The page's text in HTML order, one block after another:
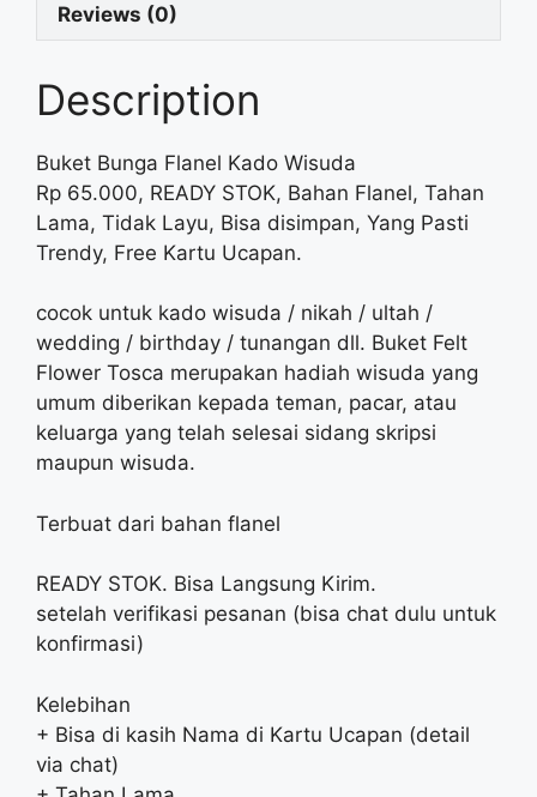
Reviews (0)
Description
Buket Bunga Flanel Kado Wisuda
Rp 65.000, READY STOK, Bahan Flanel, Tahan
Lama, Tidak Layu, Bisa disimpan, Yang Pasti
Trendy, Free Kartu Ucapan.
cocok untuk kado wisuda / nikah / ultah /
wedding / birthday / tunangan dll. Buket Felt
Flower Tosca merupakan hadiah wisuda yang
umum diberikan kepada teman, pacar, atau
keluarga yang telah selesai sidang skripsi
maupun wisuda.
Terbuat dari bahan flanel
READY STOK. Bisa Langsung Kirim.
setelah verifikasi pesanan (bisa chat dulu untuk
konfirmasi)
Kelebihan
+ Bisa di kasih Nama di Kartu Ucapan (detail
via chat)